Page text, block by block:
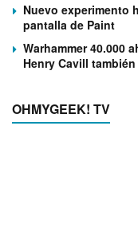
Nuevo experimento
pantalla de Paint
Warhammer 40.000
Henry Cavill
OHMYGEEK! TV